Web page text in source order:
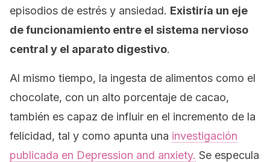
episodios de estrés y ansiedad. Existiría un eje
de funcionamiento entre el sistema nervioso
central y el aparato digestivo.
Al mismo tiempo, la ingesta de alimentos como el
chocolate, con un alto porcentaje de cacao,
también es capaz de influir en el incremento de la
felicidad, tal y como apunta una investigación
publicada en Depression and anxiety. Se especula